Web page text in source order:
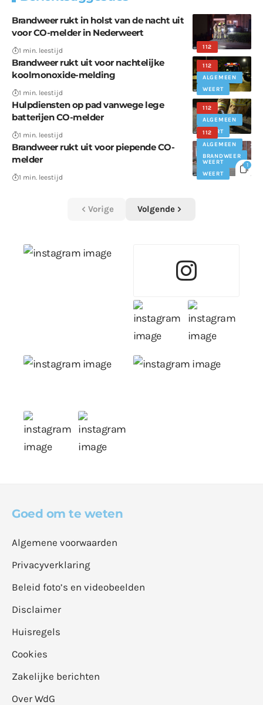
112
Brandweer rukt in holst van de nacht uit
voor CO-melder in Nederweert
1 min. leestijd
112
ALGEMEEN
WEERT
Brandweer rukt uit voor nachtelijke
koolmonoxide-melding
1 min. leestijd
112
ALGEMEEN
WEERT
Hulpdiensten op pad vanwege lege
batterijen CO-melder
1 min. leestijd
1
112
ALGEMEEN
BRANDWEER
WEERT
WEERT
Brandweer rukt uit voor piepende CO-
melder
1 min. leestijd
Vorige Volgende
Goed om te weten
Algemene voorwaarden
Privacyverklaring
Beleid foto’s en videobeelden
Disclaimer
Huisregels
Cookies
Zakelijke berichten
Over WdG